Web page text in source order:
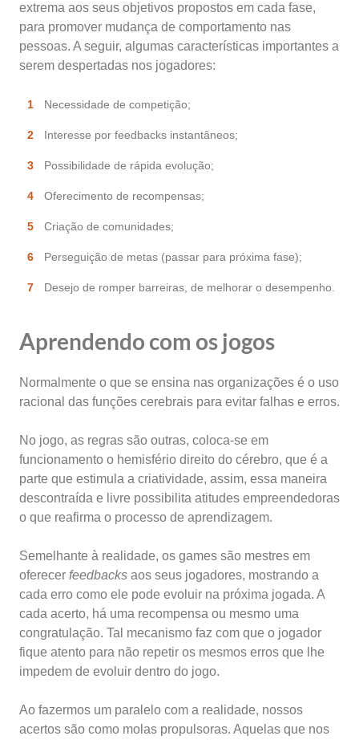
extrema aos seus objetivos propostos em cada fase,
para promover mudança de comportamento nas
pessoas. A seguir, algumas características importantes a
serem despertadas nos jogadores:
Necessidade de competição;
Interesse por feedbacks instantâneos;
Possibilidade de rápida evolução;
Oferecimento de recompensas;
Criação de comunidades;
Perseguição de metas (passar para próxima fase);
Desejo de romper barreiras, de melhorar o desempenho.
Aprendendo com os jogos
Normalmente o que se ensina nas organizações é o uso
racional das funções cerebrais para evitar falhas e erros.
No jogo, as regras são outras, coloca-se em
funcionamento o hemisfério direito do cérebro, que é a
parte que estimula a criatividade, assim, essa maneira
descontraída e livre possibilita atitudes empreendedoras
o que reafirma o processo de aprendizagem.
Semelhante à realidade, os games são mestres em
oferecer feedbacks aos seus jogadores, mostrando a
cada erro como ele pode evoluir na próxima jogada. A
cada acerto, há uma recompensa ou mesmo uma
congratulação. Tal mecanismo faz com que o jogador
fique atento para não repetir os mesmos erros que lhe
impedem de evoluir dentro do jogo.
Ao fazermos um paralelo com a realidade, nossos
acertos são como molas propulsoras. Aquelas que nos